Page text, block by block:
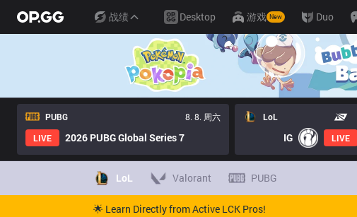
战绩 Desktop 游戏 New Duo
PUBG
8. 8. 周六
LIVE
2026 PUBG Global Series 7
LoL
IG LIVE
LoL Valorant PUBG
🌟 Learn Directly from Active LCK Pros!